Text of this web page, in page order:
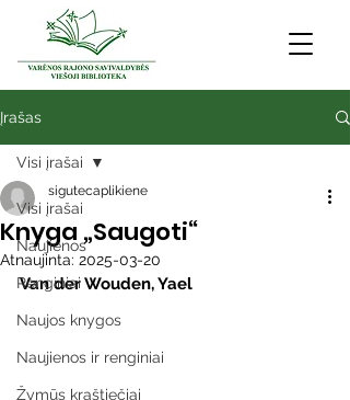
Įrašas
Visi įrašai
Naujienos
Renginiai
Naujos knygos
Naujienos ir renginiai
Žymūs kraštiečiai
Visi įrašai
Knyga „Saugoti“
sigutecaplikiene
Atnaujinta: 2025-03-20
Van der Wouden, Yael